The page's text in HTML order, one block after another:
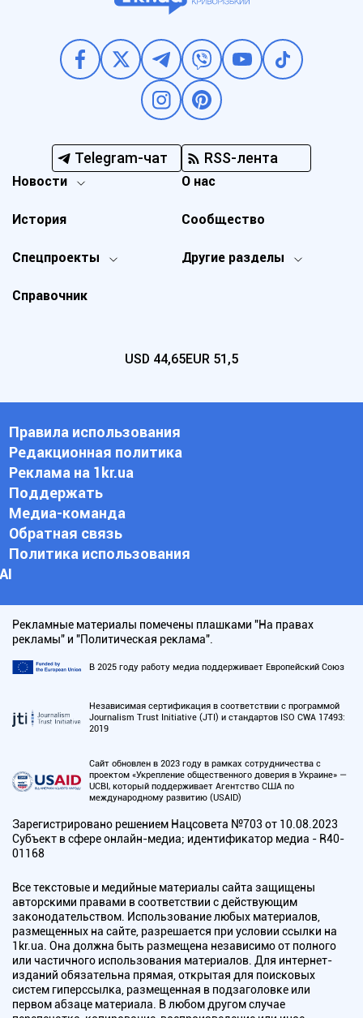
Telegram-чат RSS-лента
Новости
Спецпроекты Другие разделы
История
О нас
Справочник
Сообщество
USD 44,65EUR 51,5
Правила использования
Редакционная политика
Реклама на 1kr.ua
Поддержать
Медиа-команда
Обратная связь
Политика использования
АI
Рекламные материалы помечены плашками "На правах
рекламы" и "Политическая реклама".
В 2025 году работу медиа поддерживает Европейский Союз
Независимая сертификация в соответствии с программой
Journalism Trust Initiative (JTI) и стандартов ISO CWA 17493:
2019
Сайт обновлен в 2023 году в рамках сотрудничества с
проектом «Укрепление общественного доверия в Украине» —
UCBI, который поддерживает Агентство США по
международному развитию (USAID)
Зарегистрировано решением Нацсовета №703 от 10.08.2023
Субъект в сфере онлайн-медиа; идентификатор медиа - R40-
01168
Все текстовые и медийные материалы сайта защищены
авторскими правами в соответствии с действующим
законодательством. Использование любых материалов,
размещенных на сайте, разрешается при условии ссылки на
1kr.ua. Она должна быть размещена независимо от полного
или частичного использования материалов. Для интернет-
изданий обязательна прямая, открытая для поисковых
систем гиперссылка, размещенная в подзаголовке или
первом абзаце материала. В любом другом случае